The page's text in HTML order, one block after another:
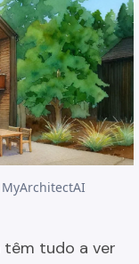
têm tudo a ver